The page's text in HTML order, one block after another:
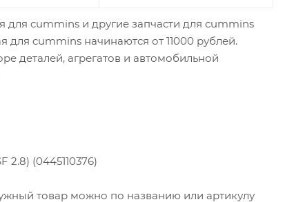
для cummins и другие запчасти для cummins
cummins начинаются от 11000 рублей.
деталей, агрегатов и автомобильной
2.8) (0445110376)
товар можно по названию или артикулу